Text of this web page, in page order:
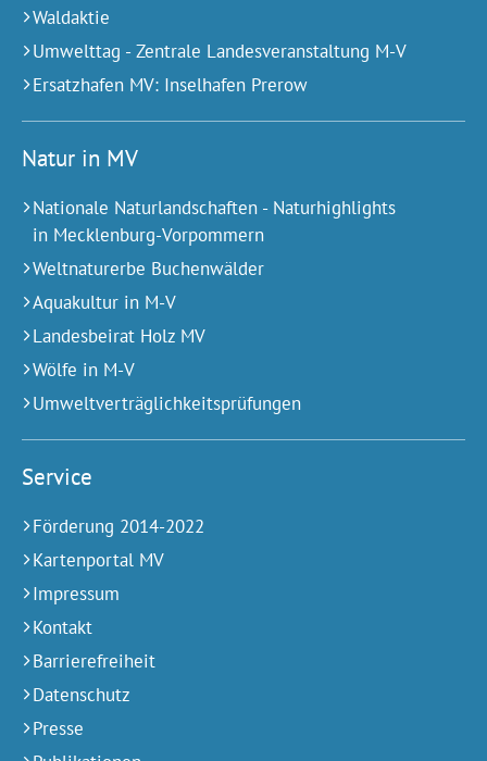
Waldaktie
Umwelttag - Zentrale Landesveranstaltung M-V
Ersatzhafen MV: Inselhafen Prerow
Natur in MV
Nationale Naturlandschaften - Naturhighlights
in Mecklenburg-Vorpommern
Weltnaturerbe Buchenwälder
Aquakultur in M-V
Landesbeirat Holz MV
Wölfe in M-V
Umweltverträglichkeitsprüfungen
Service
Förderung 2014-2022
Kartenportal MV
Impressum
Kontakt
Barrierefreiheit
Datenschutz
Presse